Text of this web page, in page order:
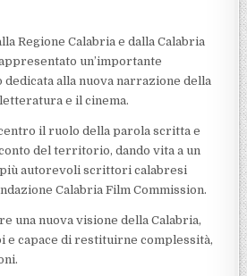
Regione Calabria e dalla Calabria
un’importante
alla nuova narrazione della
e il cinema.
il ruolo della parola scritta e
del territorio, dando vita a un
autorevoli scrittori calabresi
Calabria Film Commission.
una nuova visione della Calabria,
e capace di restituirne complessità,